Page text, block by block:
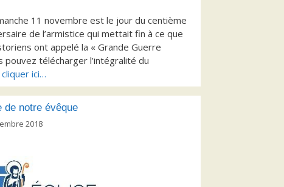
11 novembre est le jour du centième
de l’armistice qui mettait fin à ce que
ont appelé la « Grande Guerre
pouvez télécharger l’intégralité du
cliquer ici…
de notre évêque
2018